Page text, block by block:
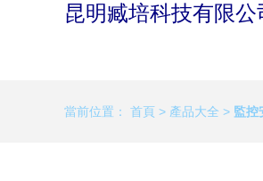
昆明臧培科技有限公
當前位置： 首頁 > 產品大全 > 監控